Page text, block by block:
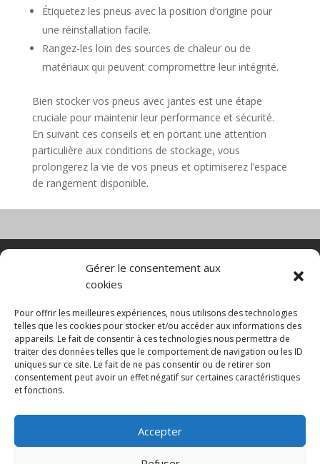
Gérer le consentement aux
cookies
Pour offrir les meilleures expériences, nous utilisons des technologies
telles que les cookies pour stocker et/ou accéder aux informations des
appareils. Le fait de consentir à ces technologies nous permettra de
traiter des données telles que le comportement de navigation ou les ID
uniques sur ce site. Le fait de ne pas consentir ou de retirer son
consentement peut avoir un effet négatif sur certaines caractéristiques
et fonctions.
Accepter
Étiquetez les pneus avec la position d’origine pour
une réinstallation facile.
Rangez-les loin des sources de chaleur ou de
matériaux qui peuvent compromettre leur intégrité.
Bien stocker vos pneus avec jantes est une étape
cruciale pour maintenir leur performance et sécurité.
En suivant ces conseils et en portant une attention
particulière aux conditions de stockage, vous
prolongerez la vie de vos pneus et optimiserez l’espace
de rangement disponible.
Transpalette electrique
CGV
Mentions légales
Politique de confidentialité et protection des
données
Paiement sécurisé
Gérer mes cookies
Nous contacter
Guides d’achat
Secteurs d’activité
Engins de manutention
Blanchisserie
© 2025 MNG SORARE. Tous droits réservés. Prix
affichés en euros et hors TVA. Site dédié aux